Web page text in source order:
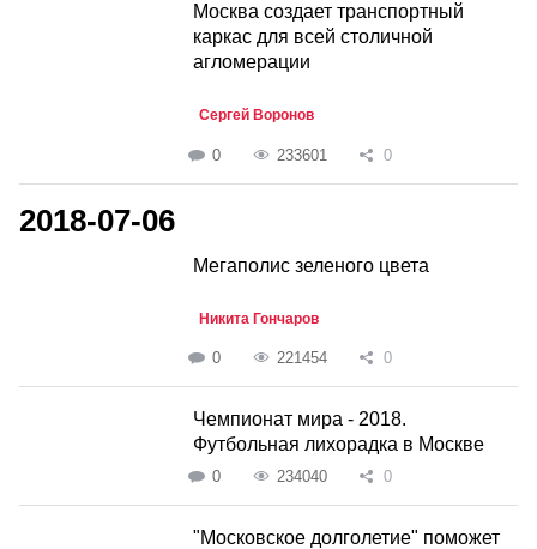
Москва создает транспортный
каркас для всей столичной
агломерации
Сергей Воронов
0 233601 0
2018-07-06
Мегаполис зеленого цвета
Никита Гончаров
0 221454 0
Чемпионат мира - 2018.
Футбольная лихорадка в Москве
0 234040 0
"Московское долголетие" поможет